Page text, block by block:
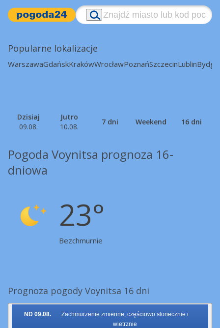
Popularne lokalizacje
WarszawaGdańskKrakówWrocławPoznańSzczecinLublin
Dzisiaj
09.08.
Jutro
10.08.
7 dni Weekend 16 dni
Pogoda Voynitsa prognoza 16-
dniowa
23°
Bezchmurnie
Prognoza pogody Voynitsa 16 dni
ND 09.08.
Zachmurzenie zmienne, częściowo słonecznie i
wietrznie